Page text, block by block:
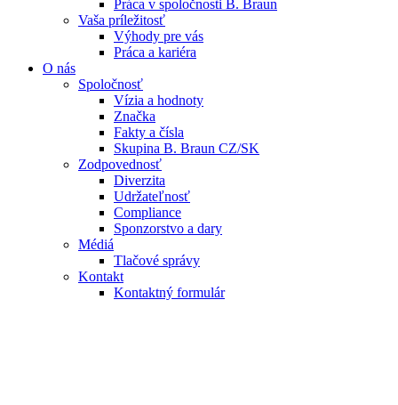
Práca v spoločnosti B. Braun
Vaša príležitosť
Výhody pre vás
Práca a kariéra
O nás
Spoločnosť
Vízia a hodnoty
Značka
Fakty a čísla
Skupina B. Braun CZ/SK
Zodpovednosť
Diverzita
Udržateľnosť
Compliance
Sponzorstvo a dary
Médiá
Tlačové správy
Kontakt
Kontaktný formulár